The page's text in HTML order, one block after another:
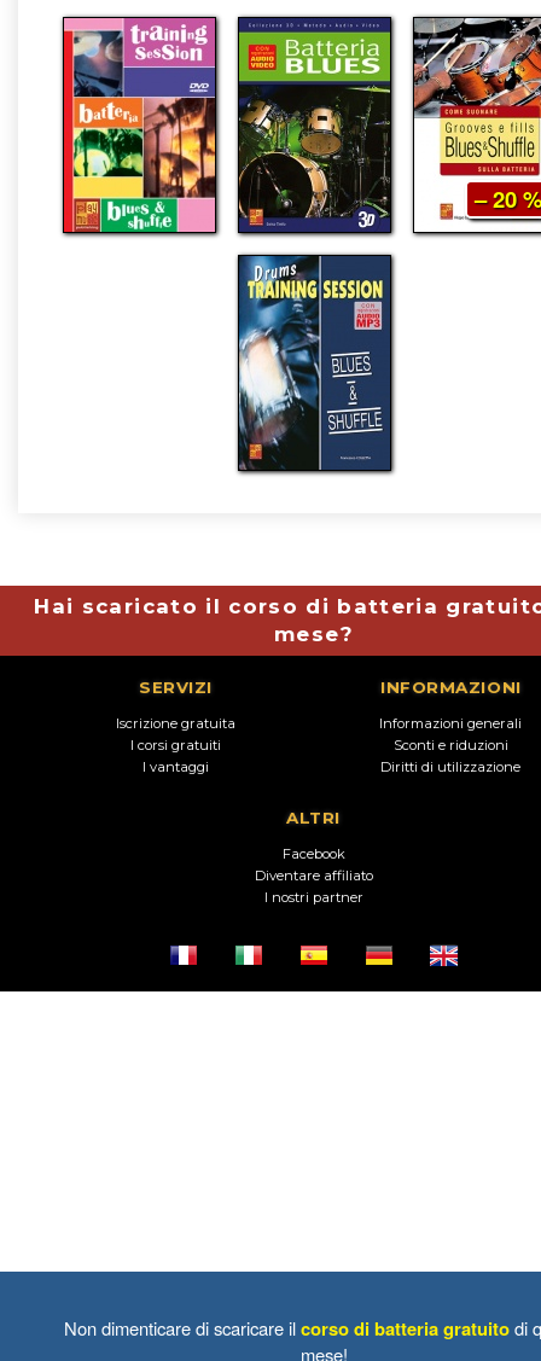
– 20
Hai scaricato il corso di batteria
mese?
SERVIZI
Iscrizione gratuita
I corsi gratuiti
I vantaggi
INFORMAZIONI
Informazioni generali
Sconti e riduzioni
Diritti di utilizzazione
ALTRI
Facebook
Diventare affiliato
I nostri partner
Non dimenticare di scaricare ilcorso di batteria gratuitodi
mese!